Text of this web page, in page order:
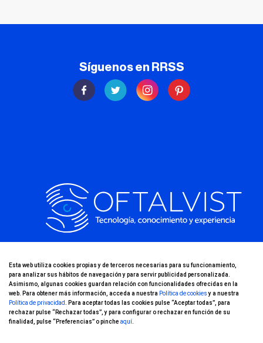
Síguenos en RRSS
·Grupo Oftalvist, líder indiscutible en Cirugía ocular láser.
901 010 190
Esta web utiliza cookies propias y de terceros necesarias para su funcionamiento,
para analizar sus hábitos de navegación y para servir publicidad personalizada.
Asimismo, algunas cookies guardan relación con funcionalidades ofrecidas en la
web. Para obtener más información, acceda a nuestra Política de cookiesy a nuestra
Política de privacidad
. Para aceptar todas las cookies pulse “Aceptar todas”, para
rechazar pulse “Rechazar todas”, y para configurar o rechazar en función de su
finalidad, pulse “Preferencias” o pinche aquí